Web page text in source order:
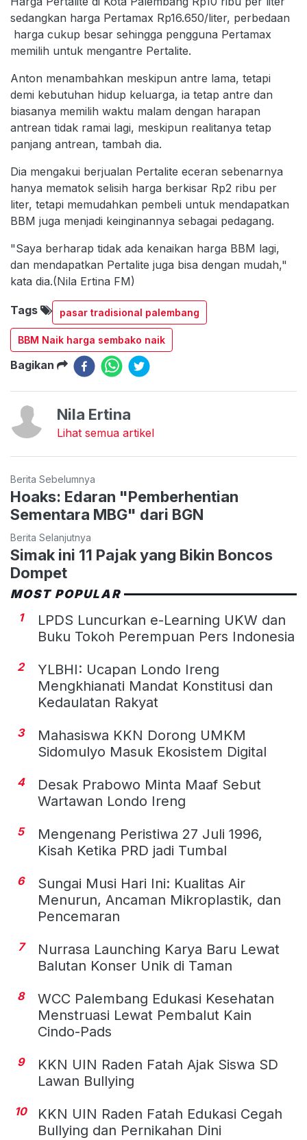
sedangkan harga Pertamax Rp16.650/liter, perbedaan
harga cukup besar sehingga pengguna Pertamax
memilih untuk mengantre Pertalite.
Anton menambahkan meskipun antre lama, tetapi
demi kebutuhan hidup keluarga, ia tetap antre dan
biasanya memilih waktu malam dengan harapan
antrean tidak ramai lagi, meskipun realitanya tetap
panjang antrean, tambah dia.
Dia mengakui berjualan Pertalite eceran sebenarnya
hanya mematok selisih harga berkisar Rp2 ribu per
liter, tetapi memudahkan pembeli untuk mendapatkan
BBM juga menjadi keinginannya sebagai pedagang.
"Saya berharap tidak ada kenaikan harga BBM lagi,
dan mendapatkan Pertalite juga bisa dengan mudah,"
kata dia.(Nila Ertina FM)
Tags pasar tradisional palembang
BBM Naik harga sembako naik
Bagikan
Nila Ertina
Lihat semua artikel
Berita Sebelumnya
Hoaks: Edaran "Pemberhentian
Sementara MBG" dari BGN
Berita Selanjutnya
Simak ini 11 Pajak yang Bikin Boncos
Dompet
MOST POPULAR
1
LPDS Luncurkan e-Learning UKW dan
Buku Tokoh Perempuan Pers Indonesia
2
YLBHI: Ucapan Londo Ireng
Mengkhianati Mandat Konstitusi dan
Kedaulatan Rakyat
3
Mahasiswa KKN Dorong UMKM
Sidomulyo Masuk Ekosistem Digital
4
Desak Prabowo Minta Maaf Sebut
Wartawan Londo Ireng
5
Mengenang Peristiwa 27 Juli 1996,
Kisah Ketika PRD jadi Tumbal
6
Sungai Musi Hari Ini: Kualitas Air
Menurun, Ancaman Mikroplastik, dan
Pencemaran
7
Nurrasa Launching Karya Baru Lewat
Balutan Konser Unik di Taman
8
WCC Palembang Edukasi Kesehatan
Menstruasi Lewat Pembalut Kain
Cindo-Pads
9
KKN UIN Raden Fatah Ajak Siswa SD
Lawan Bullying
10
KKN UIN Raden Fatah Edukasi Cegah
Bullying dan Pernikahan Dini